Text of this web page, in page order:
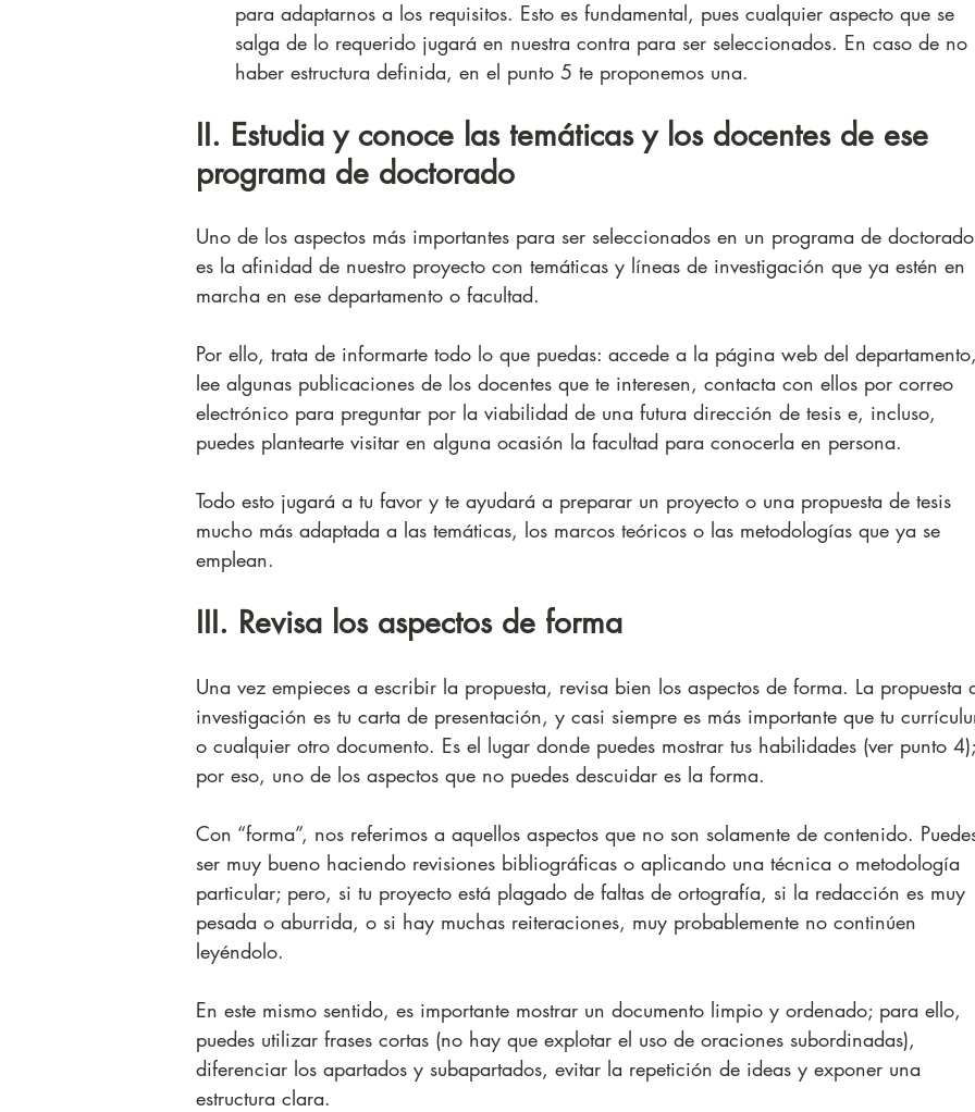
para adaptarnos a los requisitos. Esto es fundamental, pues cualquier aspecto que se
salga de lo requerido jugará en nuestra contra para ser seleccionados. En caso de no
haber estructura definida, en el punto 5 te proponemos una.
II. Estudia y conoce las temáticas y los docentes de ese
programa de doctorado
Uno de los aspectos más importantes para ser seleccionados en un programa de doctorado
es la afinidad de nuestro proyecto con temáticas y líneas de investigación que ya estén en
marcha en ese departamento o facultad.
Por ello, trata de informarte todo lo que puedas: accede a la página web del departamento,
lee algunas publicaciones de los docentes que te interesen, contacta con ellos por correo
electrónico para preguntar por la viabilidad de una futura dirección de tesis e, incluso,
puedes plantearte visitar en alguna ocasión la facultad para conocerla en persona.
Todo esto jugará a tu favor y te ayudará a preparar un proyecto o una propuesta de tesis
mucho más adaptada a las temáticas, los marcos teóricos o las metodologías que ya se
emplean.
III. Revisa los aspectos de forma
Una vez empieces a escribir la propuesta, revisa bien los aspectos de forma. La propuesta
investigación es tu carta de presentación, y casi siempre es más importante que tu
o cualquier otro documento. Es el lugar donde puedes mostrar tus habilidades (ver punto 4);
por eso, uno de los aspectos que no puedes descuidar es la forma.
Con “forma”, nos referimos a aquellos aspectos que no son solamente de contenido.
ser muy bueno haciendo revisiones bibliográficas o aplicando una técnica o metodología
particular; pero, si tu proyecto está plagado de faltas de ortografía, si la redacción es muy
pesada o aburrida, o si hay muchas reiteraciones, muy probablemente no continúen
leyéndolo.
En este mismo sentido, es importante mostrar un documento limpio y ordenado; para ello,
puedes utilizar frases cortas (no hay que explotar el uso de oraciones subordinadas),
diferenciar los apartados y subapartados, evitar la repetición de ideas y exponer una
estructura clara.